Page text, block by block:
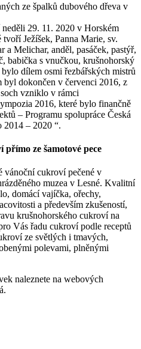
ze špalků dubového dřeva v
29. 11. 2020 v Horském
Ježíšek, Panna Marie, sv.
a Melichar, anděl, pasáček, pastýř,
babička s vnučkou, krušnohorský
dílem osmi řezbářských mistrů
dokončen v červenci 2016, z
vzniklo v rámci
2016, které bylo finančně
– Programu spolupráce Česká
2014 – 2020 “.
ze šamotové pece
vánoční cukroví pečené v
muzea v Lesné. Kvalitní
domácí vajíčka, ořechy,
a především zkušeností,
krušnohorského cukroví na
Vás řadu cukroví podle receptů
ze světlých i tmavých,
polevami, plněnými
naleznete na webových